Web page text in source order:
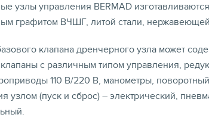
узлы управления BERMAD
графитом ВЧШГ, литой стали,
клапана дренчерного узла может
с различным типом управления,
110 В/220 В, манометры,
узлом (пуск и сброс) – электрический,